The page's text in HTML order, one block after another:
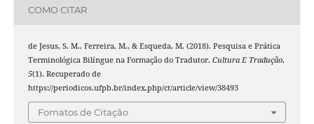
COMO CITAR
de Jesus, S. M., Ferreira, M., & Esqueda, M. (2018). Pesquisa e Prática
Terminológica Bilíngue na Formação do Tradutor. Cultura E Tradução,
5(1). Recuperado de
https://periodicos.ufpb.br/index.php/ct/article/view/38493
Fomatos de Citação